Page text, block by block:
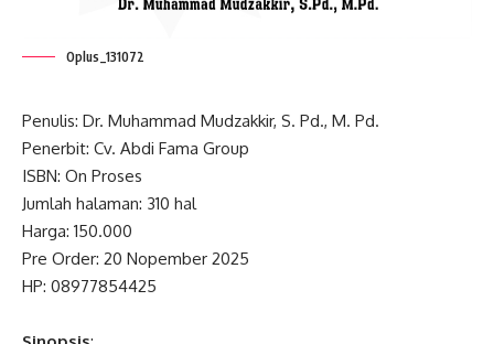
Oplus_131072
Penulis: Dr. Muhammad Mudzakkir, S. Pd., M. Pd.
Penerbit: Cv. Abdi Fama Group
ISBN: On Proses
Jumlah halaman: 310 hal
Harga: 150.000
Pre Order: 20 Nopember 2025
HP: 08977854425